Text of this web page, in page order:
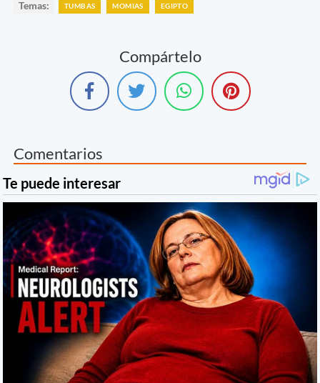
Temas: TUMBAS MOMIAS EGIPTO
Compártelo
Comentarios